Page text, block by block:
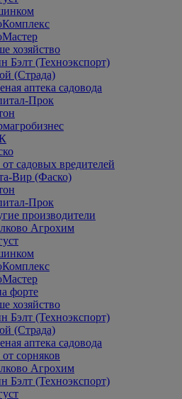
хозяйство
Бэлт (Техноэкспорт)
(Страда)
аптека садовода
Прок
садовых вредителей
Вир (Фаско)
Прок
производители
Агрохим
форте
хозяйство
Бэлт (Техноэкспорт)
(Страда)
аптека садовода
сорняков
Агрохим
Бэлт (Техноэкспорт)